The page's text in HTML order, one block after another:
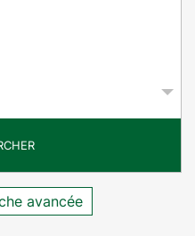
avancée